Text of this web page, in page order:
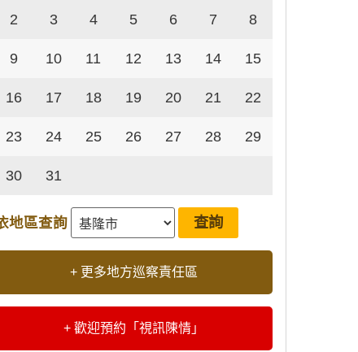
2 3 4 5 6 7 8
9 10 11 12 13 14 15
16 17 18 19 20 21 22
23 24 25 26 27 28 29
30 31
地區查詢
+ 更多地方巡察責任區
+ 歡迎預約「視訊陳情」